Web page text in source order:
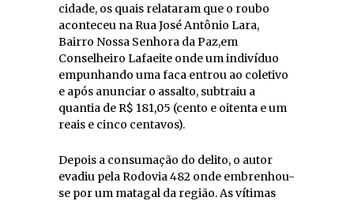
cidade, os quais relataram que o roubo
aconteceu na Rua José Antônio Lara,
Bairro Nossa Senhora da Paz,em
Conselheiro Lafaeite onde um indivíduo
empunhando uma faca entrou ao coletivo
e após anunciar o assalto, subtraiu a
quantia de R$ 181,05 (cento e oitenta e um
reais e cinco centavos).
Depois a consumação do delito, o autor
evadiu pela Rodovia 482 onde embrenhou-
se por um matagal da região. As vítimas